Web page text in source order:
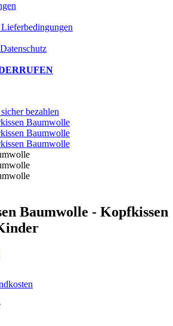
Baumwolle - Kopfkissen